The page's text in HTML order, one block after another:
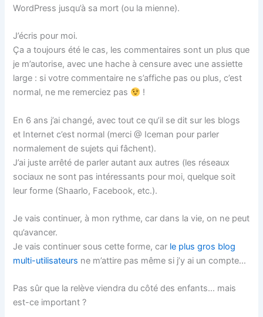
WordPress jusqu’à sa mort (ou la mienne).
J’écris pour moi.
Ça a toujours été le cas, les commentaires sont un plus que
je m’autorise, avec une hache à censure avec une assiette
large : si votre commentaire ne s’affiche pas ou plus, c’est
normal, ne me remerciez pas
!
En 6 ans j’ai changé, avec tout ce qu’il se dit sur les blogs
et Internet c’est normal (merci @ Iceman pour parler
normalement de sujets qui fâchent).
J’ai juste arrêté de parler autant aux autres (les réseaux
sociaux ne sont pas intéressants pour moi, quelque soit
leur forme (Shaarlo, Facebook, etc.).
Je vais continuer, à mon rythme, car dans la vie, on ne peut
qu’avancer.
Je vais continuer sous cette forme, car le plus gros blog
multi-utilisateurs ne m’attire pas même si j’y ai un compte…
Pas sûr que la relève viendra du côté des enfants… mais
est-ce important ?